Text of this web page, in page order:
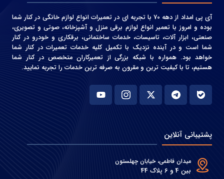
آی پی امداد از دهه 70 با تجربه ای در تعمیرات انواع لوازم خانگی در کنار شما
بوده و امروز با تعمیر انواع لوازم برقی منزل و آشپزخانه، صوتی و‌ تصویری،
صنعتی، ابزار آلات، تاسیسات، خدمات ساختمانی، برقکاری و خودرو در کنار
شما است و در آینده نزدیک با تکمیل کلیه خدمات تعمیرات در کنار شما
خواهد بود. همواره با شبکه بزرگی از تعمیرکاران متخصص در کنار شما
هستیم، تا با کیفیت ترین و مقرون به صرفه ترین خدمات را تجربه نمایید.
پشتیبانی آنلاین
میدان فاطمی، خیابان چهلستون
بین 4 و 6 پلاک 44